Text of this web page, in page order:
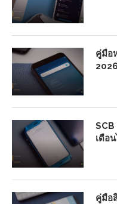
คู่มือ
เดือ
คู่มือ